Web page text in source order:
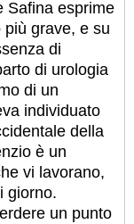
Safina esprime
più grave, e su
di
di urologia
di un
individuato
della
è un
vi lavorano,
giorno.
un punto